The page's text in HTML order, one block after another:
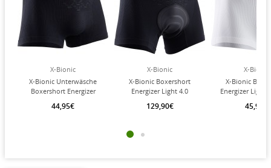
X-Bionic
X-Bionic Unterwäsche
Boxershort Energizer
Herren
44,95€
X-Bionic
X-Bionic Boxershort
Energizer Light 4.0
schwarz Herren
129,90€
X-Bionic
X-Bionic
Energizer Light
Herren
45,95€